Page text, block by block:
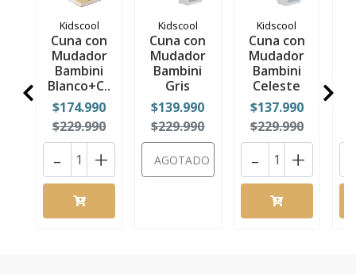
Kidscool
Cuna con
Mudador
Bambini
Blanco+C..
$174.990
$229.990
+
-
Kidscool
Cuna con
Mudador
Bambini
Gris
$139.990
$229.990
AGOTADO
Kidscool
Cuna con
Mudador
Bambini
Celeste
$137.990
$229.990
+
-